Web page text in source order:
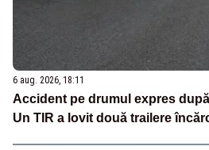
6 aug. 2026, 18:11
Accident pe drumul expres
Un TIR a lovit două trailere